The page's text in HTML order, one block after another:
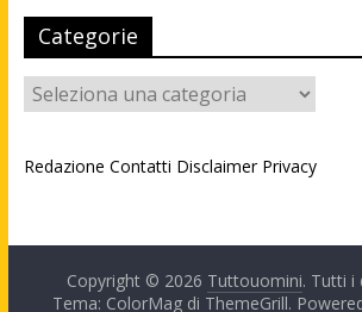
Categorie
Categorie
Redazione Contatti Disclaimer Privacy
Copyright © 2026 Tuttouomini. Tutti i
Tema: ColorMag di ThemeGrill.